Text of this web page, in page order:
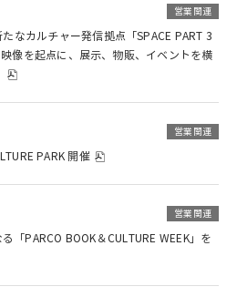
営業関連
なカルチャー発信拠点「SPACE PART 3
像を起点に、展示、物販、イベントを横
営業関連
PARK 開催
営業関連
PARCO BOOK＆CULTURE WEEK」を